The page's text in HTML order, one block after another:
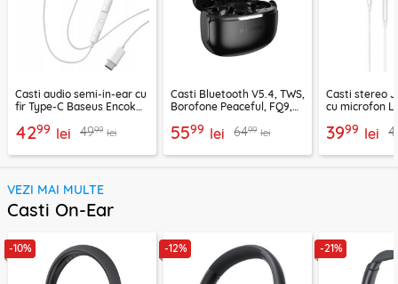
Casti audio semi-in-ear cu
fir Type-C Baseus Encok
4299 lei 4999 lei
Casti Bluetooth V5.4, TWS,
Borofone Peaceful, FQ9,
5599 lei 6499 lei
Casti stereo
cu microfon
3999 lei
VEZI MAI MULTE
Casti On-Ear
-10% -12% -21%